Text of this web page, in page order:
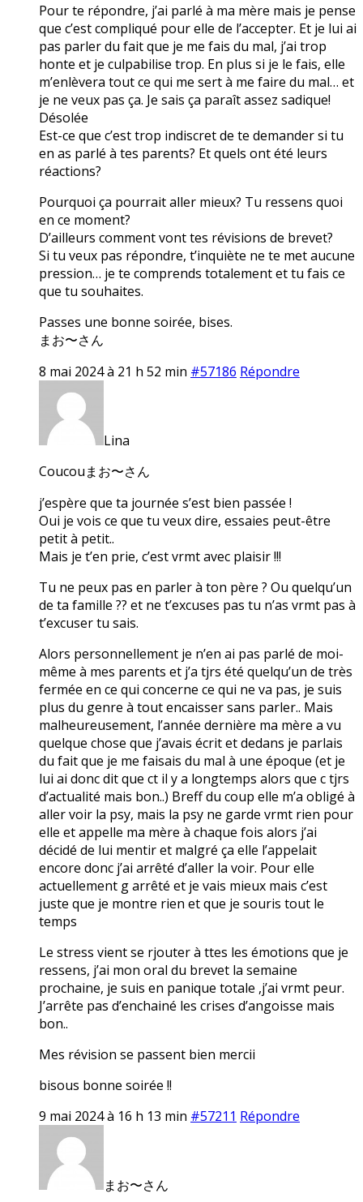
Pour te répondre, j’ai parlé à ma mère mais je pense
que c’est compliqué pour elle de l’accepter. Et je lui ai
pas parler du fait que je me fais du mal, j’ai trop
honte et je culpabilise trop. En plus si je le fais, elle
m’enlèvera tout ce qui me sert à me faire du mal… et
je ne veux pas ça. Je sais ça paraît assez sadique!
Désolée
Est-ce que c’est trop indiscret de te demander si tu
en as parlé à tes parents? Et quels ont été leurs
réactions?
Pourquoi ça pourrait aller mieux? Tu ressens quoi
en ce moment?
D’ailleurs comment vont tes révisions de brevet?
Si tu veux pas répondre, t’inquiète ne te met aucune
pression… je te comprends totalement et tu fais ce
que tu souhaites.
Passes une bonne soirée, bises.
まお〜さん
8 mai 2024 à 21 h 52 min #57186 Répondre
Lina
Coucouまお〜さん
j’espère que ta journée s’est bien passée !
Oui je vois ce que tu veux dire, essaies peut-être
petit à petit..
Mais je t’en prie, c’est vrmt avec plaisir !!!
Tu ne peux pas en parler à ton père ? Ou quelqu’un
de ta famille ?? et ne t’excuses pas tu n’as vrmt pas à
t’excuser tu sais.
Alors personnellement je n’en ai pas parlé de moi-
même à mes parents et j’a tjrs été quelqu’un de très
fermée en ce qui concerne ce qui ne va pas, je suis
plus du genre à tout encaisser sans parler.. Mais
malheureusement, l’année dernière ma mère a vu
quelque chose que j’avais écrit et dedans je parlais
du fait que je me faisais du mal à une époque (et je
lui ai donc dit que ct il y a longtemps alors que c tjrs
d’actualité mais bon..) Breff du coup elle m’a obligé à
aller voir la psy, mais la psy ne garde vrmt rien pour
elle et appelle ma mère à chaque fois alors j’ai
décidé de lui mentir et malgré ça elle l’appelait
encore donc j’ai arrêté d’aller la voir. Pour elle
actuellement g arrêté et je vais mieux mais c’est
juste que je montre rien et que je souris tout le
temps
Le stress vient se rjouter à ttes les émotions que je
ressens, j’ai mon oral du brevet la semaine
prochaine, je suis en panique totale ,j’ai vrmt peur.
J’arrête pas d’enchainé les crises d’angoisse mais
bon..
Mes révision se passent bien mercii
bisous bonne soirée !!
9 mai 2024 à 16 h 13 min #57211 Répondre
まお〜さん